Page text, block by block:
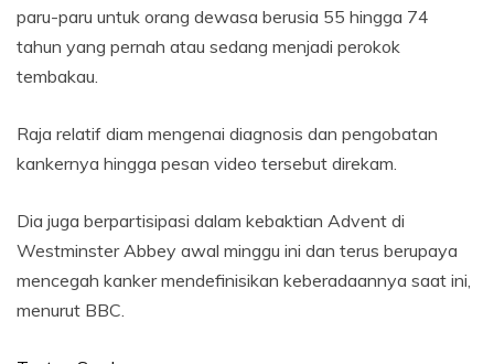
paru-paru untuk orang dewasa berusia 55 hingga 74
tahun yang pernah atau sedang menjadi perokok
tembakau.
Raja relatif diam mengenai diagnosis dan pengobatan
kankernya hingga pesan video tersebut direkam.
Dia juga berpartisipasi dalam kebaktian Advent di
Westminster Abbey awal minggu ini dan terus berupaya
mencegah kanker mendefinisikan keberadaannya saat ini,
menurut BBC.